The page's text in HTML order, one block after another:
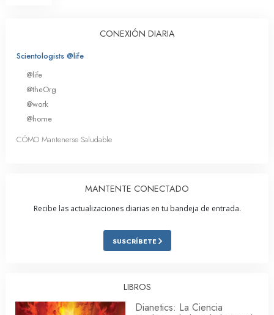
CONEXIÓN DIARIA
Scientologists @life
@life
@theOrg
@work
@home
CÓMO Mantenerse Saludable
MANTENTE CONECTADO
Recibe las actualizaciones diarias en tu bandeja de entrada.
SUSCRÍBETE
LIBROS
Dianetics: La Ciencia